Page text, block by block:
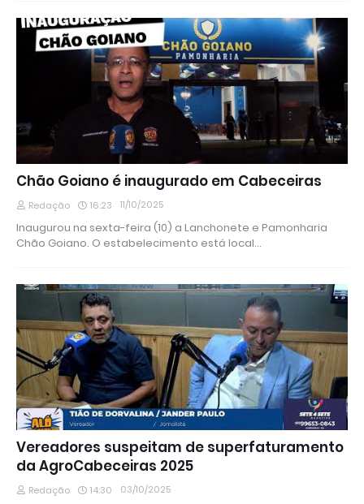
Chão Goiano é inaugurado em Cabeceiras
Redação 16:23 11/10/2025
Inaugurou na sexta-feira (10) a Lanchonete e Pamonharia
Chão Goiano. O estabelecimento está local…
Vereadores suspeitam de superfaturamento
da AgroCabeceiras 2025
Redação 14:30 03/10/2025